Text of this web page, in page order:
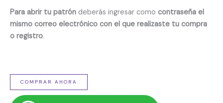
Para abrir tu patrón deberás ingresar como contraseña el
mismo correo electrónico con el que realizaste tu compra
o registro.
COMPRAR AHORA